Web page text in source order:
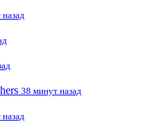
38 минут назад